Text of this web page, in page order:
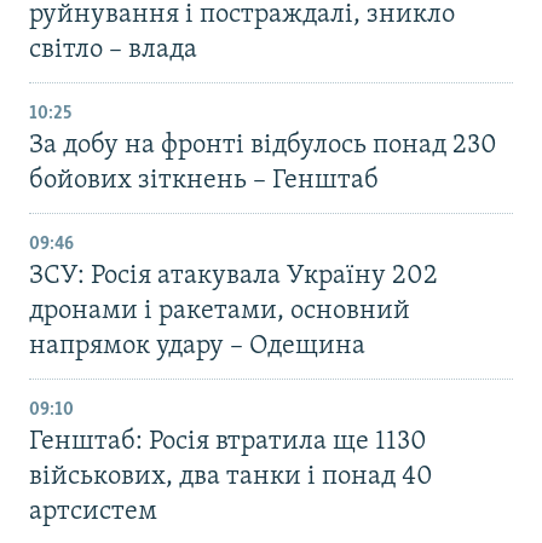
руйнування і постраждалі, зникло
світло – влада
10:25
За добу на фронті відбулось понад 230
бойових зіткнень – Генштаб
09:46
ЗСУ: Росія атакувала Україну 202
дронами і ракетами, основний
напрямок удару – Одещина
09:10
Генштаб: Росія втратила ще 1130
військових, два танки і понад 40
артсистем